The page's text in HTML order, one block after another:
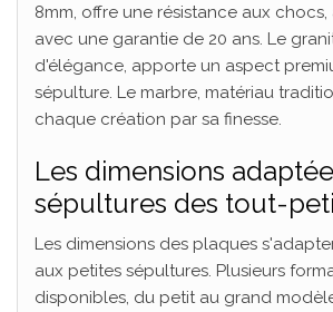
8mm, offre une résistance aux
avec une garantie de 20 ans. Le
d'élégance, apporte un aspect
sépulture. Le marbre, matériau
chaque création par sa finesse.
Les dimensions
sépultures des tout-
Les dimensions des plaques
aux petites sépultures. Plusieurs
disponibles, du petit au grand